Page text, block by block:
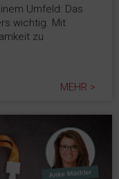
Umfeld: Das
wichtig. Mit
zu
MEHR >